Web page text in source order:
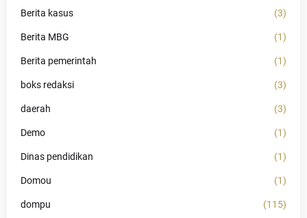
Berita kasus (3)
Berita MBG (1)
Berita pemerintah (1)
boks redaksi (3)
daerah (3)
Demo (1)
Dinas pendidikan (1)
Domou (1)
dompu (115)